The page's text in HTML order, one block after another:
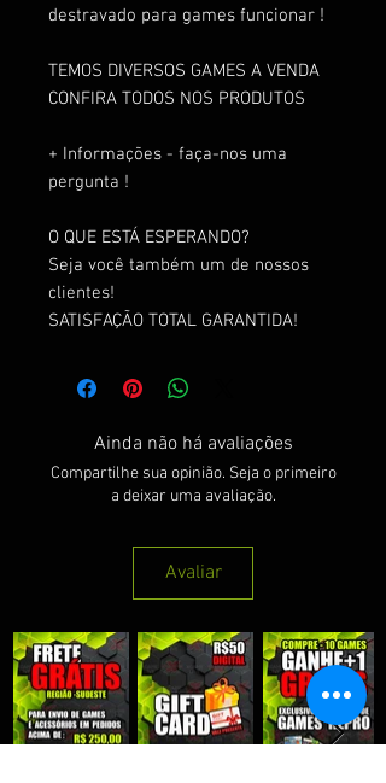
destravado para games funcionar !
TEMOS DIVERSOS GAMES A VENDA
CONFIRA TODOS NOS PRODUTOS
+ Informações - faça-nos uma
pergunta !
O QUE ESTÁ ESPERANDO?
Seja você também um de nossos
clientes!
SATISFAÇÃO TOTAL GARANTIDA!
Ainda não há avaliações
Compartilhe sua opinião. Seja o primeiro
a deixar uma avaliação.
Avaliar